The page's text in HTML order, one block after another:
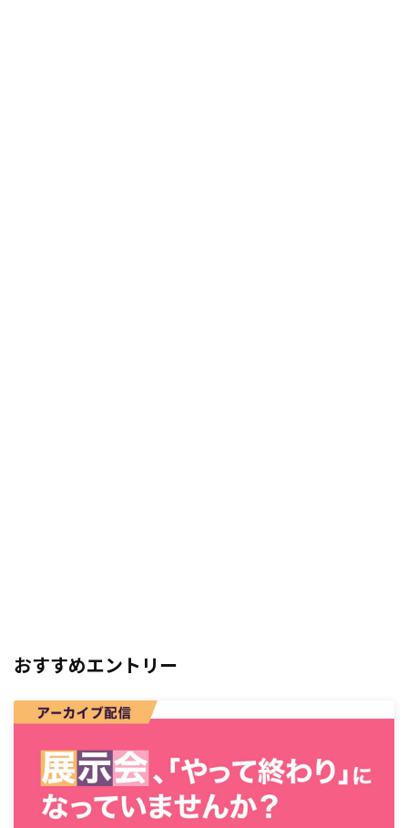
おすすめエントリー